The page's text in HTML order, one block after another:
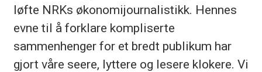
løfte NRKs økonomijournalistikk. Hennes
evne til å forklare kompliserte
sammenhenger for et bredt publikum har
gjort våre seere, lyttere og lesere klokere. Vi